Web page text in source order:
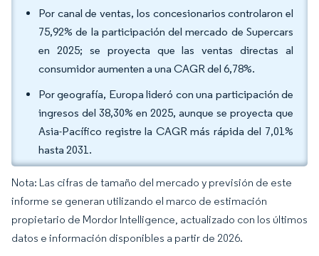
Por canal de ventas, los concesionarios controlaron el
75,92% de la participación del mercado de Supercars
en 2025; se proyecta que las ventas directas al
consumidor aumenten a una CAGR del 6,78%.
Por geografía, Europa lideró con una participación de
ingresos del 38,30% en 2025, aunque se proyecta que
Asia-Pacífico registre la CAGR más rápida del 7,01%
hasta 2031.
Nota: Las cifras de tamaño del mercado y previsión de este
informe se generan utilizando el marco de estimación
propietario de Mordor Intelligence, actualizado con los últimos
datos e información disponibles a partir de 2026.